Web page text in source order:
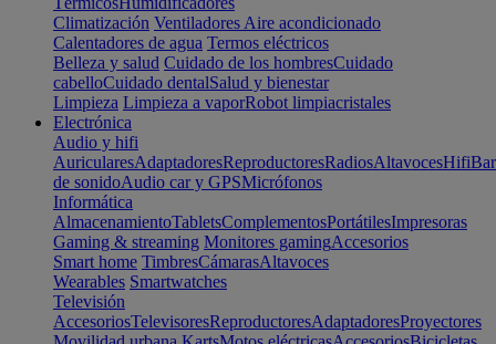
Climatización Ventiladores Aire acondicionado
Calentadores de agua Termos eléctricos
Belleza y salud Cuidado de los hombresCuidado
cabelloCuidado dentalSalud y bienestar
Limpieza Limpieza a vaporRobot limpiacristales
Electrónica
Audio y hifi
AuricularesAdaptadoresReproductoresRadiosAltavocesHifi
de sonidoAudio car y GPSMicrófonos
Informática
AlmacenamientoTabletsComplementosPortátilesImpresoras
Gaming & streaming Monitores gamingAccesorios
Smart home TimbresCámarasAltavoces
Wearables Smartwatches
Televisión
AccesoriosTelevisoresReproductoresAdaptadoresProyectores